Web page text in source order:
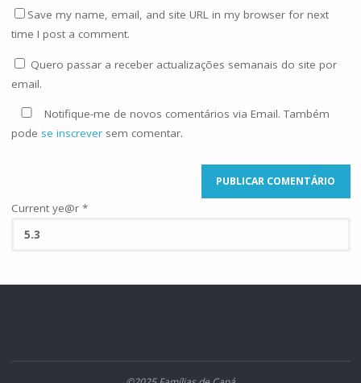
Save my name, email, and site URL in my browser for next
time I post a comment.
Quero passar a receber actualizações semanais do site por
email.
Notifique-me de novos comentários via Email. Também
pode se inscreversem comentar.
Current ye@r *